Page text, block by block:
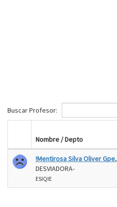
Buscar Profesor:
Nombre / Depto
!Mentirosa Silva Oliver Gpe,
DESVIADORA-
ESIQIE